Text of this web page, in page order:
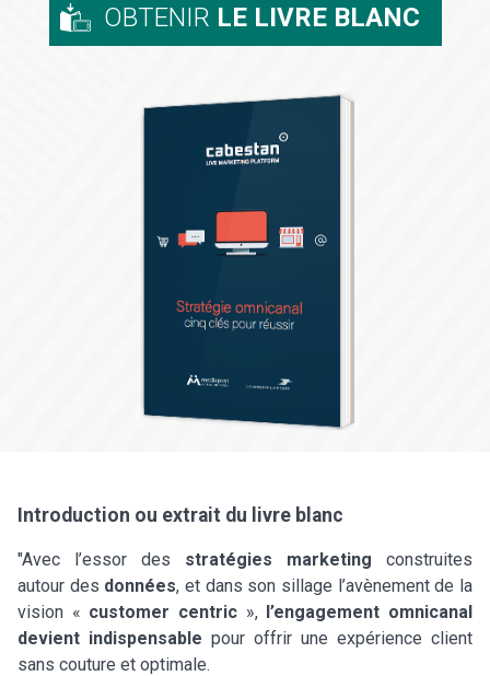
OBTENIR LE LIVRE BLANC
Introduction ou extrait du livre blanc
"Avec l’essor des stratégies marketing construites
autour des données, et dans son sillage l’avènement de la
vision « customer centric », l’engagement omnicanal
devient indispensable pour offrir une expérience client
sans couture et optimale.